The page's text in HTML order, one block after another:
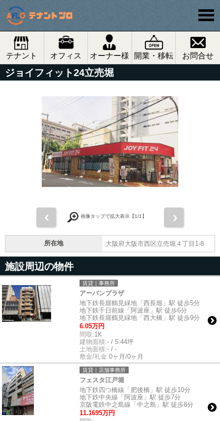
テナント オフィス オーナー様 開業・移転 お問合せ
ジョイフィット24立売堀
画像タップで拡大表示【1/1】
所在地 大阪府大阪市西区立売堀４丁目1-8
施設周辺の物件
賃貸｜事務所
アーバンプラザ
地下鉄長堀鶴見緑地「西長堀」駅 徒歩5分
地下鉄千日前線「阿波座」駅 徒歩6分
地下鉄長堀鶴見緑地「西大橋」駅 徒歩9分
6.05万円
間取:1K
建物面積:- / 5.44坪
土地面積:- / -
敷金/礼金:0ヶ月/0ヶ月
賃貸｜店舗事務所
フェスタ江戸堀
地下鉄四つ橋線「肥後橋」駅 徒歩10分
地下鉄中央線「阿波座」駅 徒歩7分
京阪電鉄中之島線「中之島」駅 徒歩8分
11.1695万円